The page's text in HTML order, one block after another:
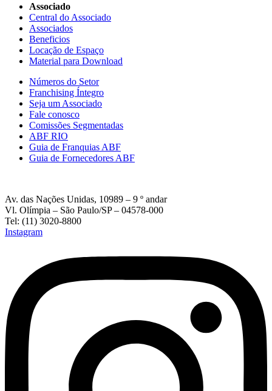
Associado
Central do Associado
Associados
Beneficios
Locação de Espaço
Material para Download
Números do Setor
Franchising Íntegro
Seja um Associado
Fale conosco
Comissões Segmentadas
ABF RIO
Guia de Franquias ABF
Guia de Fornecedores ABF
Av. das Nações Unidas, 10989 – 9 º andar
Vl. Olímpia – São Paulo/SP – 04578-000
Tel: (11) 3020-8800
Instagram